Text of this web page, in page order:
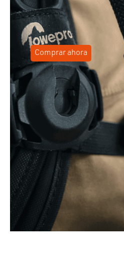
Comprar ahora